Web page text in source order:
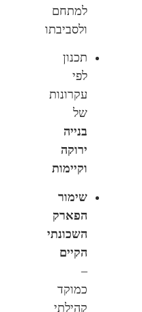
למתחם
ולסביבתו
תכנון
לפי
עקרונות
של
בנייה
ירוקה
וקיימות
שימור
הפארק
השכונתי
הקיים
–
כמוקד
קהילתי